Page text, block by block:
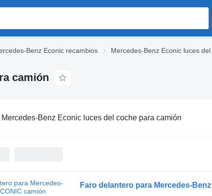
Benz Econic recambios Mercedes-Benz Econic luces del
camión
Mercedes-Benz Econic luces del coche para camión
Faro delantero para Mercedes-